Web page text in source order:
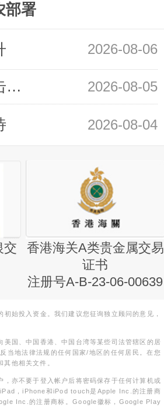
部署
2026-08-06
领峰金评：静待小非农指引 黄金或一击破局 2026-08-05
2026-08-04
交
香港海关A类贵金属交易
证书
注册号A-B-23-06-00639
始投入资金。我们建议您征询独立顾问的意见，
国、中国香港、中国台湾等某些司法管辖区的居
当地法律法规的任何国家/地区的任何居民。在您
他相关文件。
亦不要于登入帐户后将密码保存于任何计算机或
，iPhone和iPod touch是Apple Inc.的注册商
Inc.的注册商标。Google徽标，Google Play